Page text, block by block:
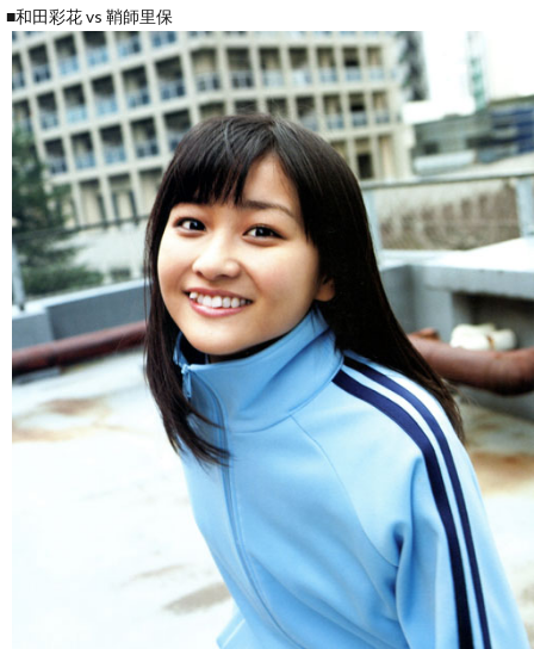
■和田彩花 vs 鞘師里保